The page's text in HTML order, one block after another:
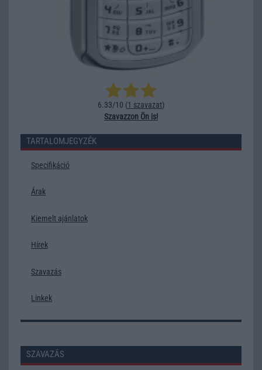
6.33/10 (1 szavazat)
Szavazzon Ön is!
TARTALOMJEGYZÉK
Specifikáció
Árak
Kiemelt ajánlatok
Hírek
Szavazás
Linkek
SZAVAZÁS